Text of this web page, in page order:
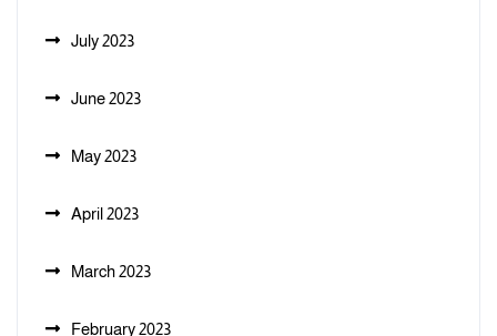
July 2023
June 2023
May 2023
April 2023
March 2023
February 2023